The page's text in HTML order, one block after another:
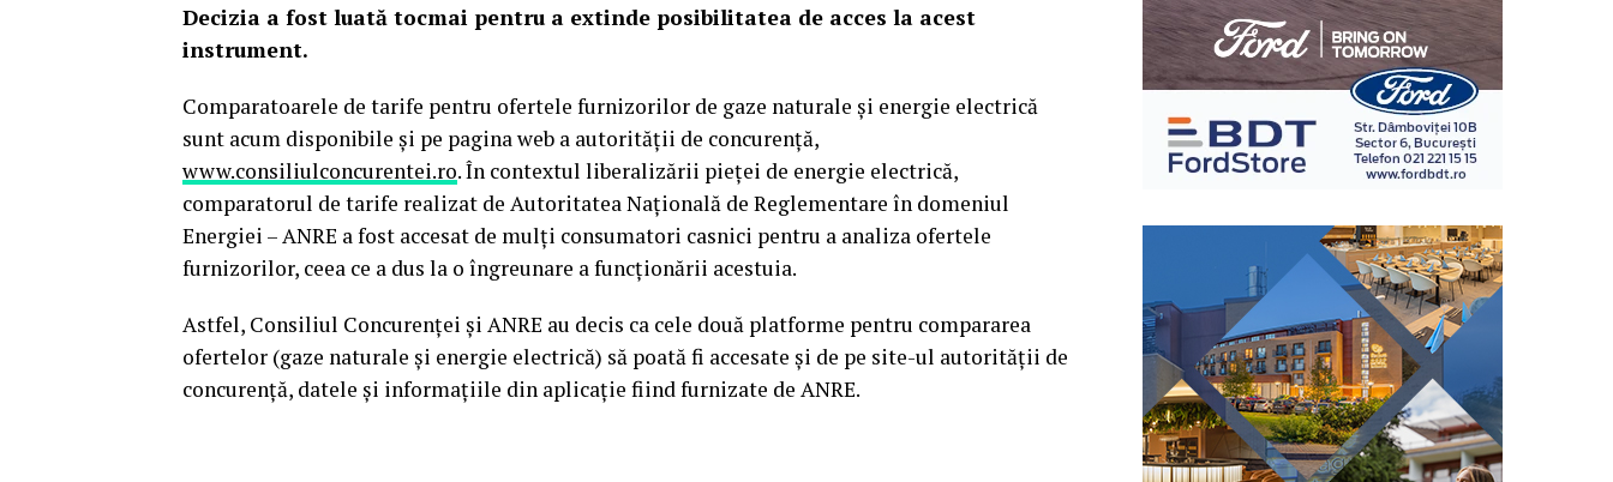
Decizia a fost luată tocmai pentru a extinde posibilitatea de acces la acest
instrument.
Comparatoarele de tarife pentru ofertele furnizorilor de gaze naturale și energie electrică
sunt acum disponibile și pe pagina web a autorității de concurență,
www.consiliulconcurentei.ro. În contextul liberalizării pieței de energie electrică,
comparatorul de tarife realizat de Autoritatea Națională de Reglementare în domeniul
Energiei – ANRE a fost accesat de mulți consumatori casnici pentru a analiza ofertele
furnizorilor, ceea ce a dus la o îngreunare a funcționării acestuia.
Astfel, Consiliul Concurenței și ANRE au decis ca cele două platforme pentru compararea
ofertelor (gaze naturale și energie electrică) să poată fi accesate și de pe site-ul autorității de
concurență, datele și informațiile din aplicație fiind furnizate de ANRE.